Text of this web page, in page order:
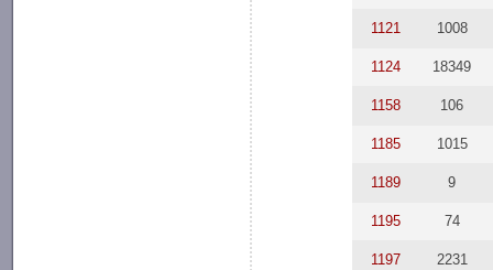
1121 1008
1124 18349
1158 106
1185 1015
1189 9
1195 74
1197 2231